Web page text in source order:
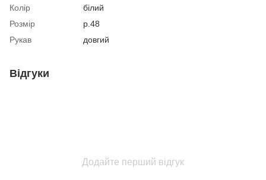
Колір
білий
Розмір
р.48
Рукав
довгий
Відгуки
Додайте перший відгук